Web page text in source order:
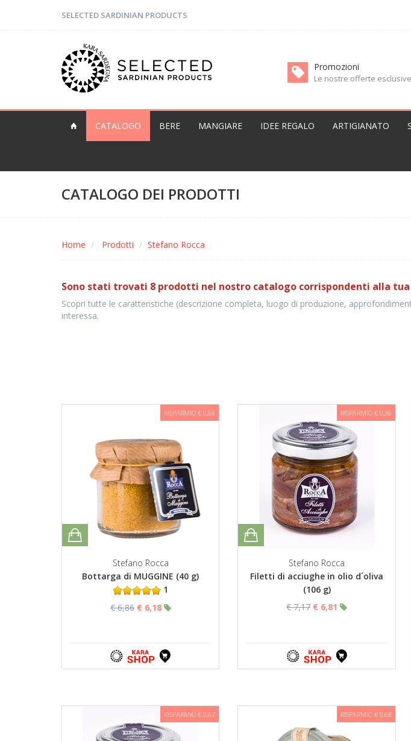
SELECTED SARDINIAN PRODUCTS
Promozioni
Le nostre offerte esclusive
CATALOGO BERE MANGIARE IDEE REGALO ARTIGIANATO
CATALOGO DEI PRODOTTI
Home Prodotti Stefano Rocca
Sono stati trovati 8 prodotti nel nostro catalogo corrispondenti alla tua
Scopri tutte le caratteristiche (descrizione completa, luogo di produzione,
interessa.
RISPARMIO € 0,68
Stefano Rocca
Bottarga di MUGGINE (40 g)
1
€ 6,86 € 6,18
RISPARMIO € 0,36
Stefano Rocca
Filetti di acciughe in olio d´oliva
(106 g)
€ 7,17 € 6,81
RISPARMIO € 0,67 RISPARMIO € 0,68